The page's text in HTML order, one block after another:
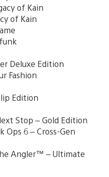
of Kain
of Kain
Deluxe Edition
Fashion
Edition
Stop – Gold Edition
Ops 6 – Cross-Gen
Angler™ – Ultimate